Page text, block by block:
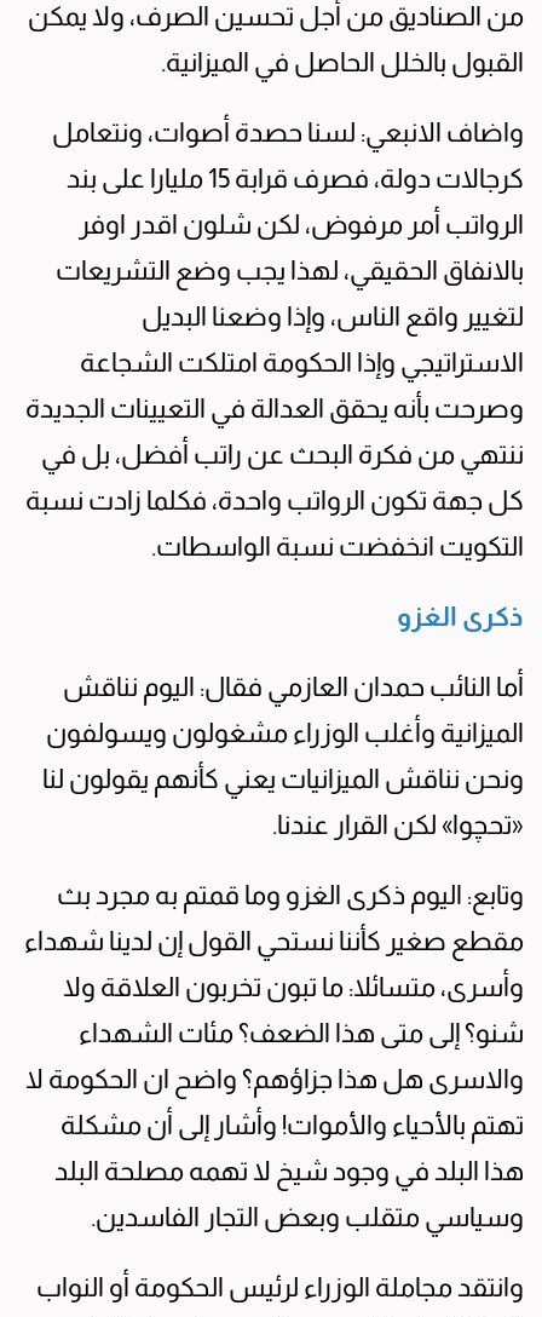
من الصناديق من أجل تحسين الصرف، ولا يمكن
القبول بالخلل الحاصل في الميزانية.
واضاف الانبعي: لسنا حصدة أصوات، ونتعامل
كرجالات دولة، فصرف قرابة 15 مليارا على بند
الرواتب أمر مرفوض، لكن شلون اقدر اوفر
بالانفاق الحقيقي، لهذا يجب وضع التشريعات
لتغيير واقع الناس، وإذا وضعنا البديل
الاستراتيجي وإذا الحكومة امتلكت الشجاعة
وصرحت بأنه يحقق العدالة في التعيينات الجديدة
ننتهي من فكرة البحث عن راتب أفضل، بل في
كل جهة تكون الرواتب واحدة، فكلما زادت نسبة
التكويت انخفضت نسبة الواسطات.
ذكرى الغزو
أما النائب حمدان العازمي فقال: اليوم نناقش
الميزانية وأغلب الوزراء مشغولون ويسولفون
ونحن نناقش الميزانيات يعني كأنهم يقولون لنا
«تحچوا» لكن القرار عندنا.
وتابع: اليوم ذكرى الغزو وما قمتم به مجرد بث
مقطع صغير كأننا نستحي القول إن لدينا شهداء
وأسرى، متسائلا: ما تبون تخربون العلاقة ولا
شنو؟ إلى متى هذا الضعف؟ مئات الشهداء
والاسرى هل هذا جزاؤهم؟ واضح ان الحكومة لا
تهتم بالأحياء والأموات! وأشار إلى أن مشكلة
هذا البلد في وجود شيخ لا تهمه مصلحة البلد
وسياسي متقلب وبعض التجار الفاسدين.
وانتقد مجاملة الوزراء لرئيس الحكومة أو النواب